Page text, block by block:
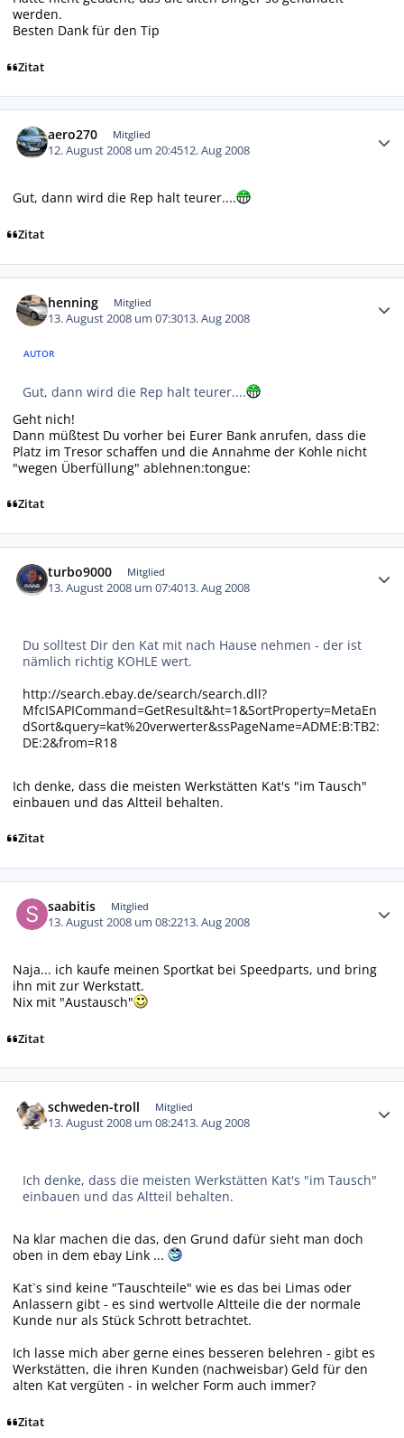
werden.
Besten Dank für den Tip
Zitat
aero270 Mitglied
12. August 2008 um 20:4512. Aug 2008
Gut, dann wird die Rep halt teurer....
Zitat
henning Mitglied
13. August 2008 um 07:3013. Aug 2008
AUTOR
Gut, dann wird die Rep halt teurer....
Geht nich!
Dann müßtest Du vorher bei Eurer Bank anrufen, dass die
Platz im Tresor schaffen und die Annahme der Kohle nicht
"wegen Überfüllung" ablehnen:tongue:
Zitat
turbo9000 Mitglied
13. August 2008 um 07:4013. Aug 2008
Du solltest Dir den Kat mit nach Hause nehmen - der ist
nämlich richtig KOHLE wert.
http://search.ebay.de/search/search.dll?
MfcISAPICommand=GetResult&ht=1&SortProperty=MetaEn
dSort&query=kat%20verwerter&ssPageName=ADME:B:TB2:
DE:2&from=R18
Ich denke, dass die meisten Werkstätten Kat's "im Tausch"
einbauen und das Altteil behalten.
Zitat
saabitis Mitglied
13. August 2008 um 08:2213. Aug 2008
Naja... ich kaufe meinen Sportkat bei Speedparts, und bring
ihn mit zur Werkstatt.
Nix mit "Austausch"
Zitat
schweden-troll Mitglied
13. August 2008 um 08:2413. Aug 2008
Ich denke, dass die meisten Werkstätten Kat's "im Tausch"
einbauen und das Altteil behalten.
Na klar machen die das, den Grund dafür sieht man doch
oben in dem ebay Link ...
Kat`s sind keine "Tauschteile" wie es das bei Limas oder
Anlassern gibt - es sind wertvolle Altteile die der normale
Kunde nur als Stück Schrott betrachtet.
Ich lasse mich aber gerne eines besseren belehren - gibt es
Werkstätten, die ihren Kunden (nachweisbar) Geld für den
alten Kat vergüten - in welcher Form auch immer?
Zitat